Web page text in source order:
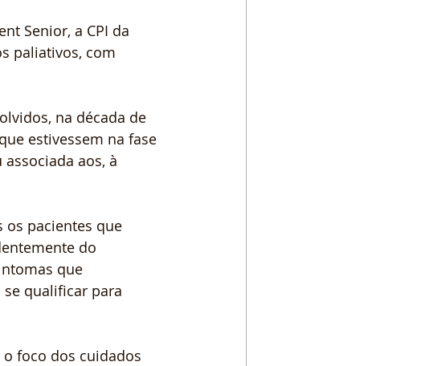
Senior, a CPI da
paliativos, com
na década de
estivessem na fase
aos, à
os pacientes que
do
que
qualificar para
foco dos cuidados